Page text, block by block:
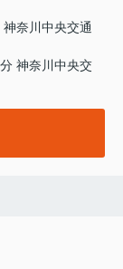
神奈川中央交通
神奈川中央交